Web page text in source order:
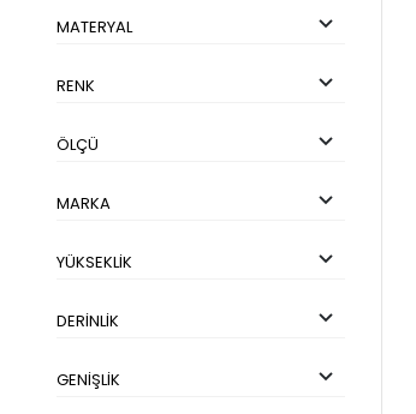
MATERYAL
RENK
ÖLÇÜ
MARKA
YÜKSEKLIK
DERINLIK
GENIŞLIK